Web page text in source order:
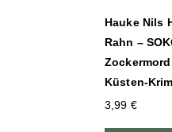
Hauke Nils
Rahn –
Küsten-
3,99 €